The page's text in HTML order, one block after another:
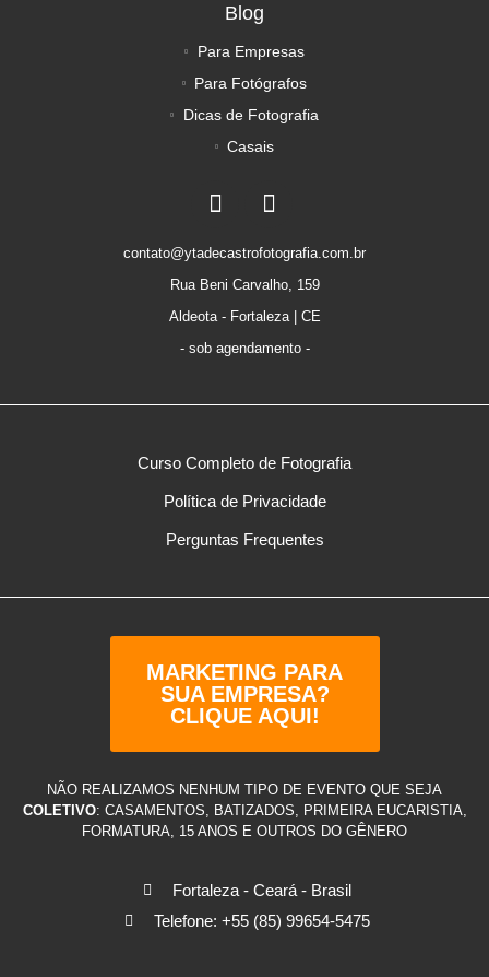
Blog
Para Empresas
Para Fotógrafos
Dicas de Fotografia
Casais
contato@ytadecastrofotografia.com.br
Rua Beni Carvalho, 159
Aldeota - Fortaleza | CE
- sob agendamento -
Curso Completo de Fotografia
Política de Privacidade
Perguntas Frequentes
MARKETING PARA
SUA EMPRESA?
CLIQUE AQUI!
NÃO REALIZAMOS NENHUM TIPO DE EVENTO QUE SEJA
COLETIVO: CASAMENTOS, BATIZADOS, PRIMEIRA EUCARISTIA,
FORMATURA, 15 ANOS E OUTROS DO GÊNERO
Fortaleza - Ceará - Brasil
Telefone: +55 (85) 99654-5475